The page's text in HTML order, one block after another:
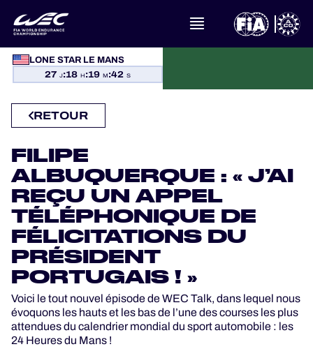
LONE STAR LE MANS
27 J:18 H:19 M:41 S
À PROPOS DU FIA WEC
CALENDRIER
CLASSEMENTS
RÉSULTATS
LA GRILLE
OÙ REGARDER
PROGRAMMES OFFICIELS
RETOUR
FILIPE
ALBUQUERQUE : « J’AI
REÇU UN APPEL
TÉLÉPHONIQUE DE
FÉLICITATIONS DU
PRÉSIDENT
PORTUGAIS ! »
Voici le tout nouvel épisode de WEC Talk, dans lequel nous
évoquons les hauts et les bas de l’une des courses les plus
attendues du calendrier mondial du sport automobile : les
24 Heures du Mans !